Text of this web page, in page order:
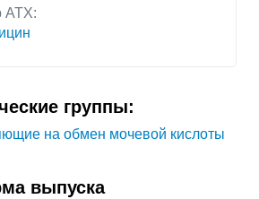
АТХ:
группы:
на обмен мочевой кислоты
выпуска